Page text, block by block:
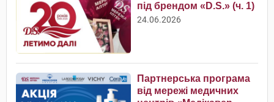
під брендом «D.S.» (ч. 1)
24.06.2026
Партнерська програма
від мережі медичних